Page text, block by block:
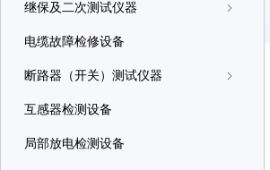
ꁇ
继保及二次测试仪器
电缆故障检修设备
ꁇ
断路器（开关）测试仪器
互感器检测设备
局部放电检测设备